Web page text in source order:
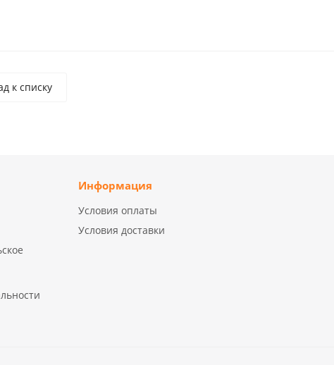
к списку
Информация
Условия оплаты
Условия доставки